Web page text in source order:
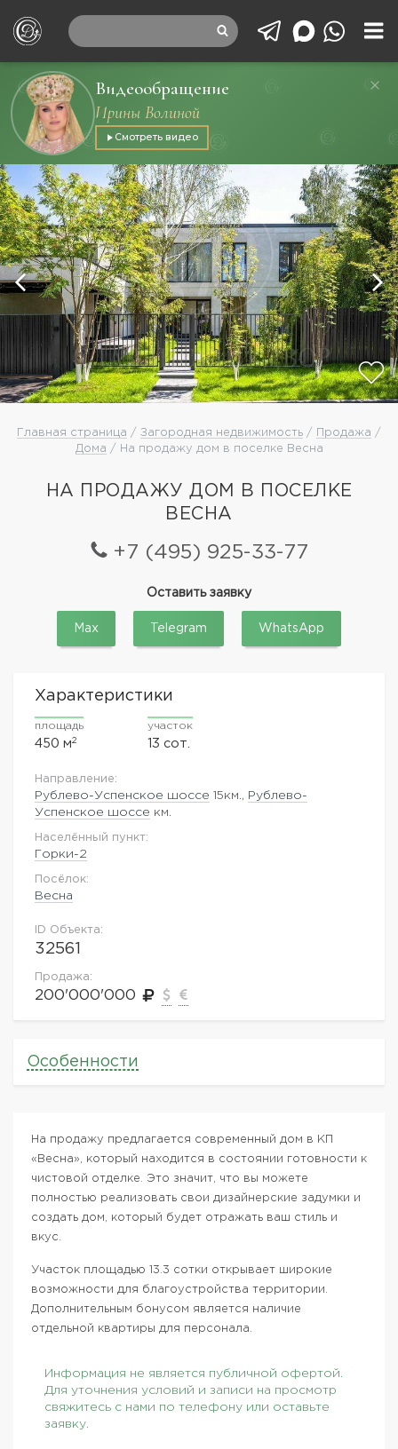
Видеообращение
Ирины Волиной
Смотреть видео
Главная страница / Загородная недвижимость / Продажа /
Дома / На продажу дом в поселке Весна
НА ПРОДАЖУ ДОМ В ПОСЕЛКЕ
ВЕСНА
+7 (495) 925-33-77
Оставить заявку
Max Telegram WhatsApp
Характеристики
площадь
450 м2
участок
13 сот.
Направление:
Рублево-Успенское шоссе 15км.,
Рублево-
Успенское шоссе км.
Населённый пункт:
Горки-2
Посёлок:
Весна
ID Объекта:
32561
Продажа:
200'000'000
Особенности
На продажу предлагается современный дом в КП
«Весна», который находится в состоянии готовности к
чистовой отделке. Это значит, что вы можете
полностью реализовать свои дизайнерские задумки и
создать дом, который будет отражать ваш стиль и
вкус.
Участок площадью 13.3 сотки открывает широкие
возможности для благоустройства территории.
Дополнительным бонусом является наличие
отдельной квартиры для персонала.
Информация не является публичной офертой.
Для уточнения условий и записи на просмотр
свяжитесь с нами по телефону или оставьте
заявку.